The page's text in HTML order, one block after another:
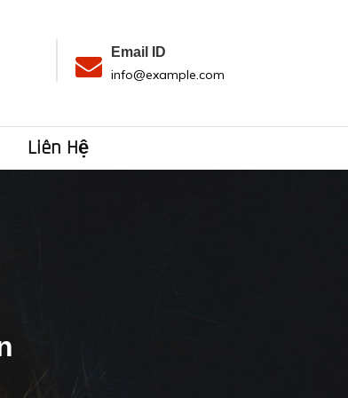
Email ID
info@example.com
Liên Hệ